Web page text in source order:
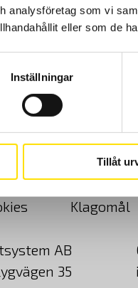
analysföretag som vi
eller som de
Inställningar
Tillåt
Mecmesin
Klagomål
AB
35